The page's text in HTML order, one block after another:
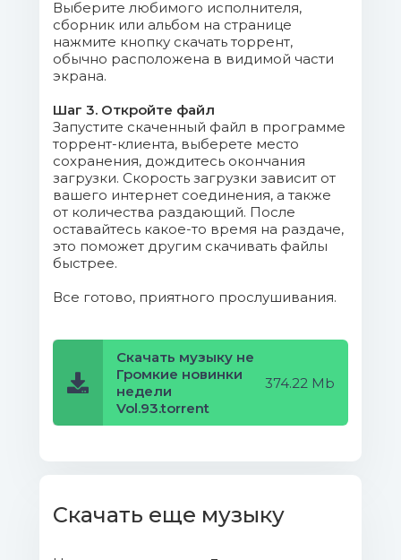
Язвинская - Новогодняя.mp3 (9.49 Mb)
08. Dolrei - Одни.mp3 (9.24 Mb)
Песня Без Баяна.mp3 (9.01 Mb)
10. ТУ-134 - В Последний Вечер
Декабря.mp3 (8.8 Mb)
11. Marny - Ближе.mp3 (8.71 Mb)
12. Григорий Лепс - Не Забывшая
Mb)
14. Katy Lamba - Между
Нами.mp3 (8.37 Mb)
16. Дмитрий Жук - Письмо
Выберите любимого исполнителя,
сборник или альбом на странице
нажмите кнопку скачать торрент,
обычно расположена в видимой части
экрана.
Шаг 3. Откройте файл
Запустите скаченный файл в программе
торрент-клиента, выберете место
сохранения, дождитесь окончания
загрузки. Скорость загрузки зависит от
вашего интернет соединения, а также
от количества раздающий. После
оставайтесь какое-то время на раздаче,
это поможет другим скачивать файлы
быстрее.
Все готово, приятного прослушивания.
Скачать музыку не
Громкие новинки
недели
Vol.93.torrent
374.22 Mb
Скачать еще музыку